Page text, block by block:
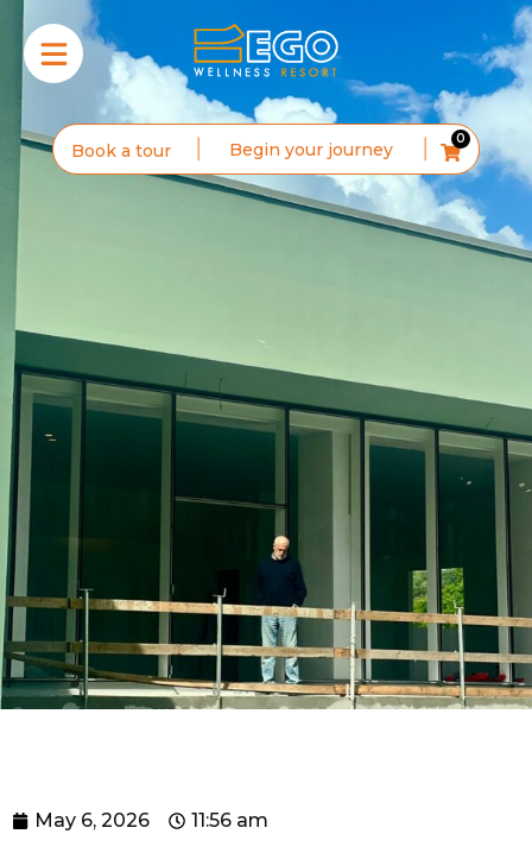
Book a tour Begin your journey 0
May 6, 2026 11:56 am